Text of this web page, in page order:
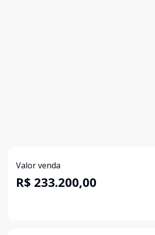
Valor venda
R$ 233.200,00